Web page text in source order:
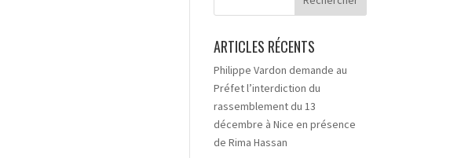
ARTICLES RÉCENTS
Philippe Vardon demande au
Préfet l’interdiction du
rassemblement du 13
décembre à Nice en présence
de Rima Hassan